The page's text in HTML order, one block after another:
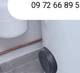
09 72 66 89